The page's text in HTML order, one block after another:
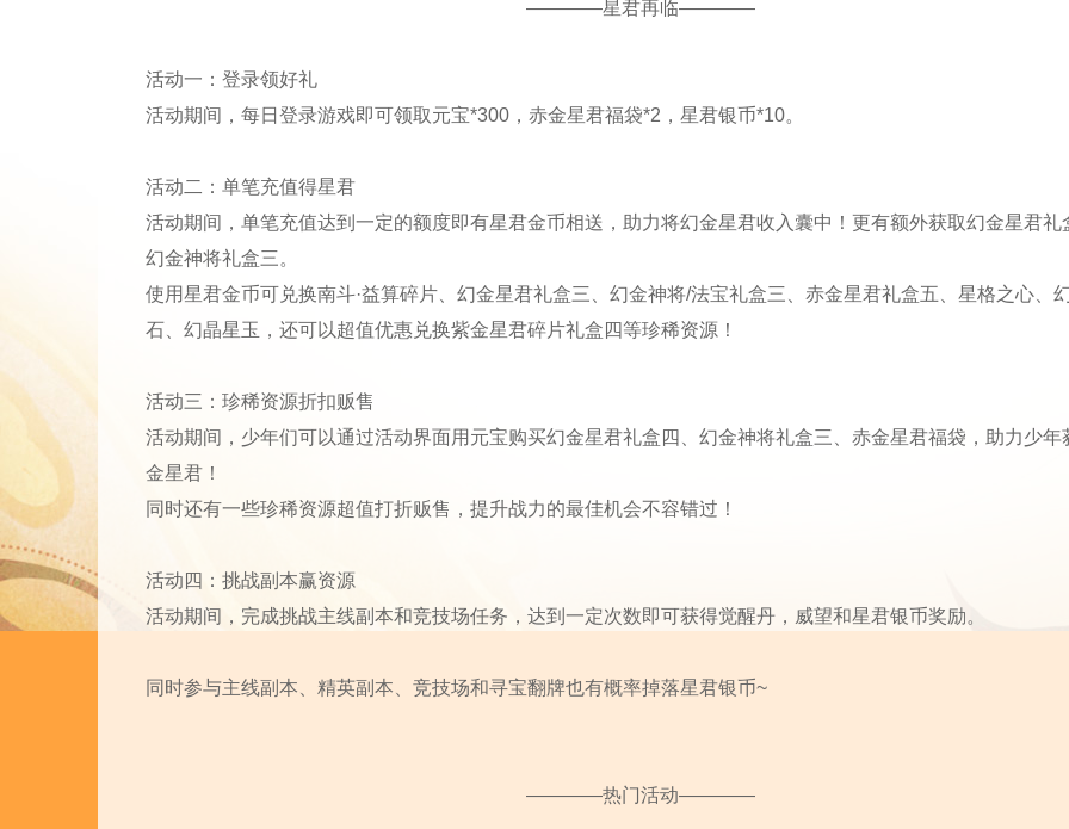
————星君再临————
活动一：登录领好礼
活动期间，每日登录游戏即可领取元宝*300，赤金星君福袋*2，星君银币*10。
活动二：单笔充值得星君
活动期间，单笔充值达到一定的额度即有星君金币相送，助力将幻金星君收入囊中！更有额外获取幻金星君礼
幻金神将礼盒三。
使用星君金币可兑换南斗·益算碎片、幻金星君礼盒三、幻金神将/法宝礼盒三、赤金星君礼盒五、星格之心、
石、幻晶星玉，还可以超值优惠兑换紫金星君碎片礼盒四等珍稀资源！
活动三：珍稀资源折扣贩售
活动期间，少年们可以通过活动界面用元宝购买幻金星君礼盒四、幻金神将礼盒三、赤金星君福袋，助力少年
金星君！
同时还有一些珍稀资源超值打折贩售，提升战力的最佳机会不容错过！
活动四：挑战副本赢资源
活动期间，完成挑战主线副本和竞技场任务，达到一定次数即可获得觉醒丹，威望和星君银币奖励。
同时参与主线副本、精英副本、竞技场和寻宝翻牌也有概率掉落星君银币~
————热门活动————